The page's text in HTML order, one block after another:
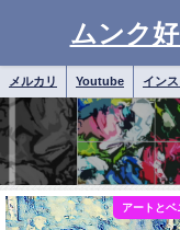
ムンク
メルカリ Youtube イン
アートとベニシアさん